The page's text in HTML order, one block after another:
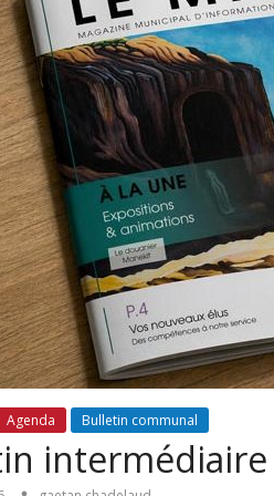
Agenda Bulletin communal
intermédiaire